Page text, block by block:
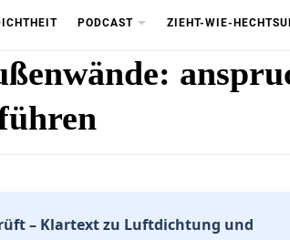
PODCAST ZIEHT-WIE-